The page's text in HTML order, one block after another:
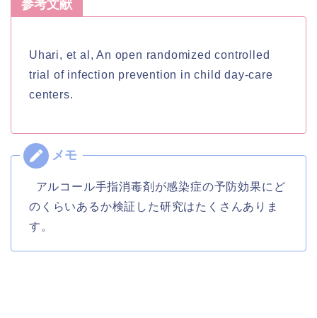
参考文献
Uhari, et al, An open randomized controlled
trial of infection prevention in child day-care
centers.
アルコール手指消毒剤が感染症の予防効果にど
のくらいあるか検証した研究はたくさんありま
す。